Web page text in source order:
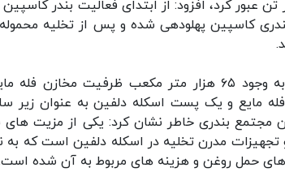
کاسپین پهلودهی شده و پس از تخلیه
مهندس افقی با اشاره به وجود ۶۵ هزار متر مکعب
مایع و یک پست اسکله دلفین به عنوان زیر
مجتمع بندری خاطر نشان کرد: یکی از مزیت
تجهیزات مدرن تخلیه در اسکله دلفین است که
حمل روغن و هزینه های مربوط به آن شده